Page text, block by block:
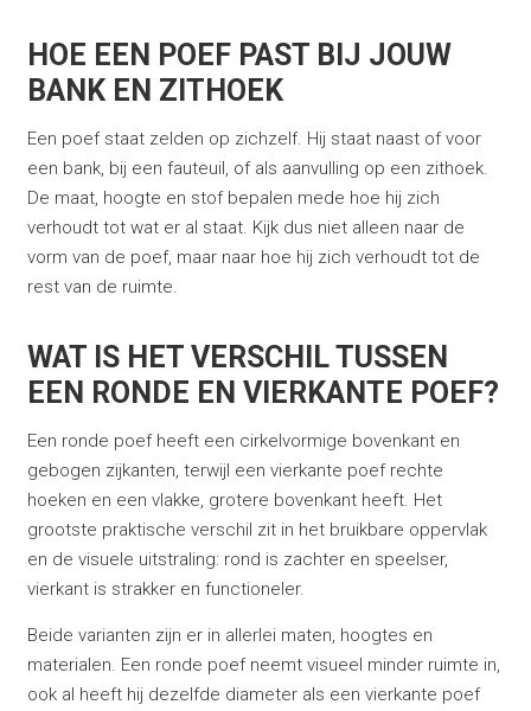
HOE EEN POEF PAST BIJ JOUW
BANK EN ZITHOEK
Een poef staat zelden op zichzelf. Hij staat naast of voor
een bank, bij een fauteuil, of als aanvulling op een zithoek.
De maat, hoogte en stof bepalen mede hoe hij zich
verhoudt tot wat er al staat. Kijk dus niet alleen naar de
vorm van de poef, maar naar hoe hij zich verhoudt tot de
rest van de ruimte.
WAT IS HET VERSCHIL TUSSEN
EEN RONDE EN VIERKANTE POEF?
Een ronde poef heeft een cirkelvormige bovenkant en
gebogen zijkanten, terwijl een vierkante poef rechte
hoeken en een vlakke, grotere bovenkant heeft. Het
grootste praktische verschil zit in het bruikbare oppervlak
en de visuele uitstraling: rond is zachter en speelser,
vierkant is strakker en functioneler.
Beide varianten zijn er in allerlei maten, hoogtes en
materialen. Een ronde poef neemt visueel minder ruimte in,
ook al heeft hij dezelfde diameter als een vierkante poef